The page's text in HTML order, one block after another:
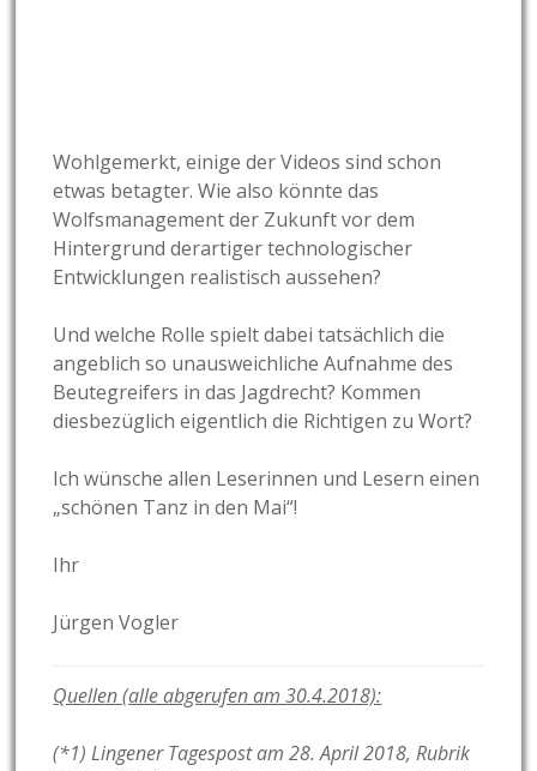
Wohlgemerkt, einige der Videos sind schon
etwas betagter. Wie also könnte das
Wolfsmanagement der Zukunft vor dem
Hintergrund derartiger technologischer
Entwicklungen realistisch aussehen?
Und welche Rolle spielt dabei tatsächlich die
angeblich so unausweichliche Aufnahme des
Beutegreifers in das Jagdrecht? Kommen
diesbezüglich eigentlich die Richtigen zu Wort?
Ich wünsche allen Leserinnen und Lesern einen
„schönen Tanz in den Mai“!
Ihr
Jürgen Vogler
Quellen (alle abgerufen am 30.4.2018):
(*1) Lingener Tagespost am 28. April 2018, Rubrik